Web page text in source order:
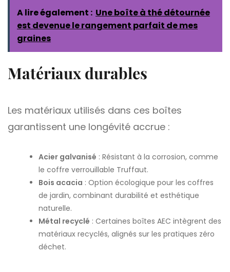
A lire également : Une boîte à thé détournée
est devenue le rangement parfait de mes
graines
Matériaux durables
Les matériaux utilisés dans ces boîtes
garantissent une longévité accrue :
Acier galvanisé : Résistant à la corrosion, comme
le coffre verrouillable Truffaut.
Bois acacia : Option écologique pour les coffres
de jardin, combinant durabilité et esthétique
naturelle.
Métal recyclé : Certaines boîtes AEC intègrent des
matériaux recyclés, alignés sur les pratiques zéro
déchet.